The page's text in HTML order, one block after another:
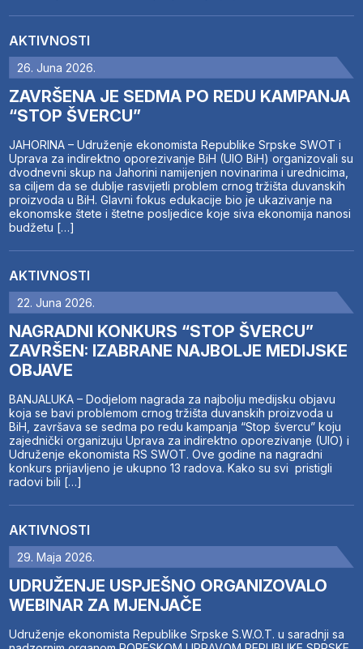
AKTIVNOSTI
26. Juna 2026.
ZAVRŠENA JE SEDMA PO REDU KAMPANJA
“STOP ŠVERCU”
JAHORINA – Udruženje ekonomista Republike Srpske SWOT i
Uprava za indirektno oporezivanje BiH (UIO BiH) organizovali su
dvodnevni skup na Jahorini namijenjen novinarima i urednicima,
sa ciljem da se dublje rasvijetli problem crnog tržišta duvanskih
proizvoda u BiH. Glavni fokus edukacije bio je ukazivanje na
ekonomske štete i štetne posljedice koje siva ekonomija nanosi
budžetu […]
AKTIVNOSTI
22. Juna 2026.
NAGRADNI KONKURS “STOP ŠVERCU”
ZAVRŠEN: IZABRANE NAJBOLJE MEDIJSKE
OBJAVE
BANJALUKA – Dodjelom nagrada za najbolju medijsku objavu
koja se bavi problemom crnog tržišta duvanskih proizvoda u
BiH, završava se sedma po redu kampanja “Stop švercu” koju
zajednički organizuju Uprava za indirektno oporezivanje (UIO) i
Udruženje ekonomista RS SWOT. Ove godine na nagradni
konkurs prijavljeno je ukupno 13 radova. Kako su svi pristigli
radovi bili […]
AKTIVNOSTI
29. Maja 2026.
UDRUŽENJE USPJEŠNO ORGANIZOVALO
WEBINAR ZA MJENJAČE
Udruženje ekonomista Republike Srpske S.W.O.T. u saradnji sa